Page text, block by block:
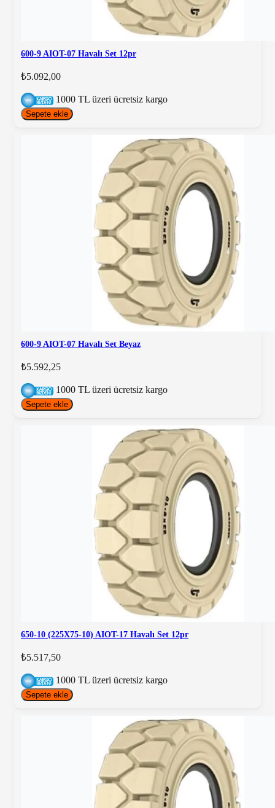
600-9 AIOT-07 Havalı Set 12pr
₺5.092,00
1000 TL üzeri ücretsiz kargo
Sepete ekle
600-9 AIOT-07 Havalı Set Beyaz
₺5.592,25
1000 TL üzeri ücretsiz kargo
Sepete ekle
650-10 (225X75-10) AIOT-17 Havalı Set 12pr
₺5.517,50
1000 TL üzeri ücretsiz kargo
Sepete ekle